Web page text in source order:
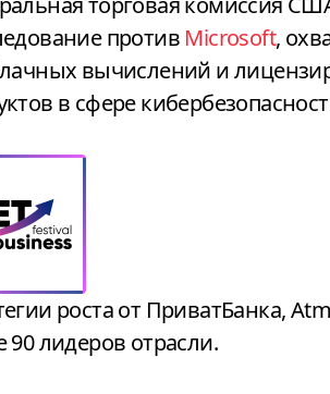
против Microsoft,
вычислений и
в сфере
90 лидеров отрасли.